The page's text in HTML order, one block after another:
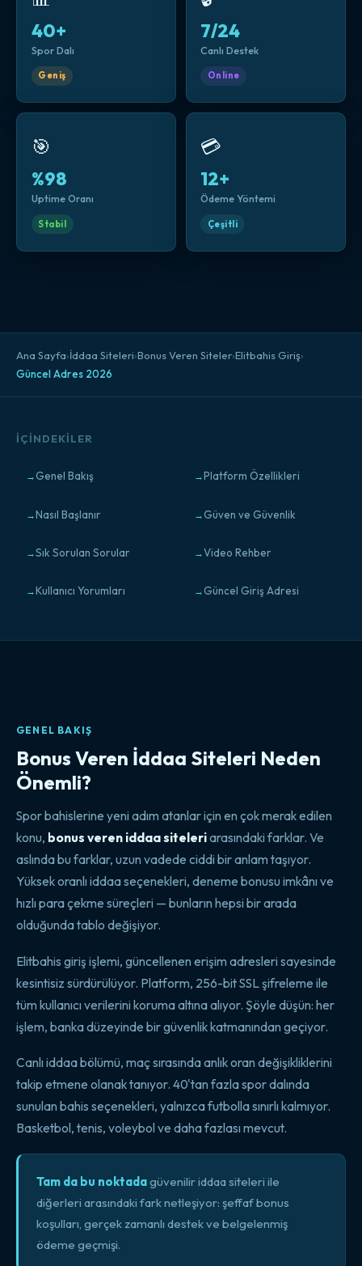
40+
Spor Dalı
Geniş
7/24
Canlı Destek
Online
🎯
%98
Uptime Oranı
Stabil
💳
12+
Ödeme Yöntemi
Çeşitli
Ana Sayfa›İddaa Siteleri›Bonus Veren Siteler›Elitbahis Giriş›
Güncel Adres 2026
İÇINDEKILER
Genel Bakış Platform Özellikleri
Nasıl Başlanır Güven ve Güvenlik
Sık Sorulan Sorular Video Rehber
Kullanıcı Yorumları Güncel Giriş Adresi
GENEL BAKIŞ
Bonus Veren İddaa Siteleri Neden
Önemli?
Spor bahislerine yeni adım atanlar için en çok merak edilen
konu, bonus veren iddaa siteleriarasındaki farklar. Ve
aslında bu farklar, uzun vadede ciddi bir anlam taşıyor.
Yüksek oranlı iddaa seçenekleri, deneme bonusu imkânı ve
hızlı para çekme süreçleri — bunların hepsi bir arada
olduğunda tablo değişiyor.
Elitbahis giriş işlemi, güncellenen erişim adresleri sayesinde
kesintisiz sürdürülüyor. Platform, 256-bit SSL şifreleme ile
tüm kullanıcı verilerini koruma altına alıyor. Şöyle düşün: her
işlem, banka düzeyinde bir güvenlik katmanından geçiyor.
Canlı iddaa bölümü, maç sırasında anlık oran değişikliklerini
takip etmene olanak tanıyor. 40'tan fazla spor dalında
sunulan bahis seçenekleri, yalnızca futbolla sınırlı kalmıyor.
Basketbol, tenis, voleybol ve daha fazlası mevcut.
Tam da bu noktadagüvenilir iddaa siteleri ile
diğerleri arasındaki fark netleşiyor: şeffaf bonus
koşulları, gerçek zamanlı destek ve belgelenmiş
ödeme geçmişi.